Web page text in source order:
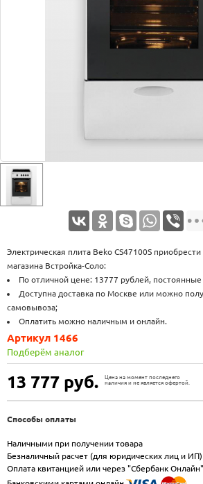
Электрическая плита Beko CS47100S
магазина Встройка-Соло:
По отличной цене: 13777 рублей, постоянные
Доступна доставка по Москве или можно
самовывоза;
Оплатить можно наличным и онлайн.
13 777 руб.
Цена на момент последнего
наличия и не является офертой.
Артикул 1466
Подберём аналог
Способы оплаты
Наличными при получении товара
Безналичный расчет (для юридических лиц и ИП)
Оплата квитанцией или через "Сбербанк